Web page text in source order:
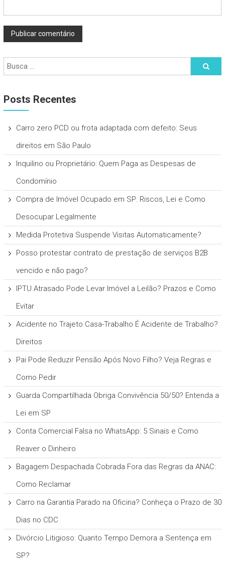
Posts Recentes
Carro zero PCD ou frota adaptada com defeito: Seus
direitos em São Paulo
Inquilino ou Proprietário: Quem Paga as Despesas de
Condomínio
Compra de Imóvel Ocupado em SP: Riscos, Lei e Como
Desocupar Legalmente
Medida Protetiva Suspende Visitas Automaticamente?
Posso protestar contrato de prestação de serviços B2B
vencido e não pago?
IPTU Atrasado Pode Levar Imóvel a Leilão? Prazos e Como
Evitar
Acidente no Trajeto Casa-Trabalho É Acidente de Trabalho?
Direitos
Pai Pode Reduzir Pensão Após Novo Filho? Veja Regras e
Como Pedir
Guarda Compartilhada Obriga Convivência 50/50? Entenda a
Lei em SP
Conta Comercial Falsa no WhatsApp: 5 Sinais e Como
Reaver o Dinheiro
Bagagem Despachada Cobrada Fora das Regras da ANAC:
Como Reclamar
Carro na Garantia Parado na Oficina? Conheça o Prazo de 30
Dias no CDC
Divórcio Litigioso: Quanto Tempo Demora a Sentença em
SP?